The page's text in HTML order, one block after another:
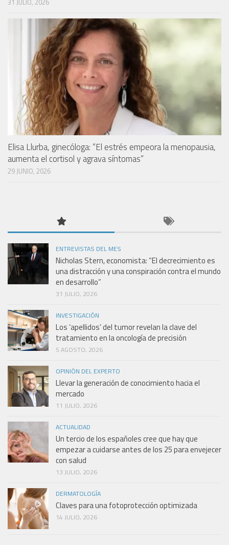
Elisa Llurba, ginecóloga: “El estrés empeora la menopausia,
aumenta el cortisol y agrava síntomas”
29 JUNIO, 2026
ENTREVISTAS DEL MES
Nicholas Stern, economista: “El decrecimiento es
una distracción y una conspiración contra el mundo
en desarrollo”
31 JULIO, 2026
INVESTIGACIÓN
Los ‘apellidos’ del tumor revelan la clave del
tratamiento en la oncología de precisión
5 AGOSTO, 2026
OPINIÓN DEL EXPERTO
Llevar la generación de conocimiento hacia el
mercado
11 JULIO, 2026
ACTUALIDAD
Un tercio de los españoles cree que hay que
empezar a cuidarse antes de los 25 para envejecer
con salud
13 JULIO, 2026
DERMATOLOGÍA
Claves para una fotoprotección optimizada
14 JULIO, 2026